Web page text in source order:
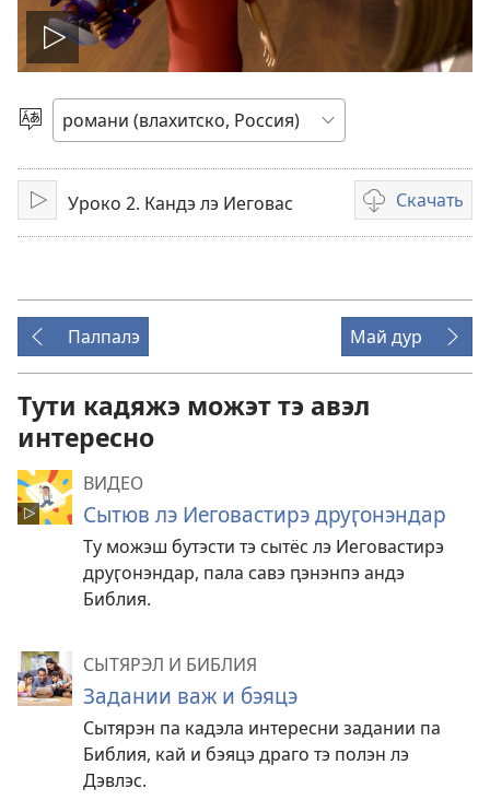
Включисар
о
видео
Витидэ
шыб
Воспроизвести
Уроко 2. Кандэ лэ Иеговас Скачать
Варианты
загрузки
Палпалэ Май дур
Тути кадяжэ можэт тэ авэл
интересно
ВИДЕО
Сытюв лэ Иеговастирэ друӷонэндар
Ту можэш бутэсти тэ сытёс лэ Иеговастирэ
друӷонэндар, пала савэ ԥэнэнпэ андэ
Библия.
СЫТЯРЭЛ И БИБЛИЯ
Задании важ и бэяцэ
Сытярэн па кадэла интересни задании па
Библия, кай и бэяцэ драго тэ полэн лэ
Дэвлэс.